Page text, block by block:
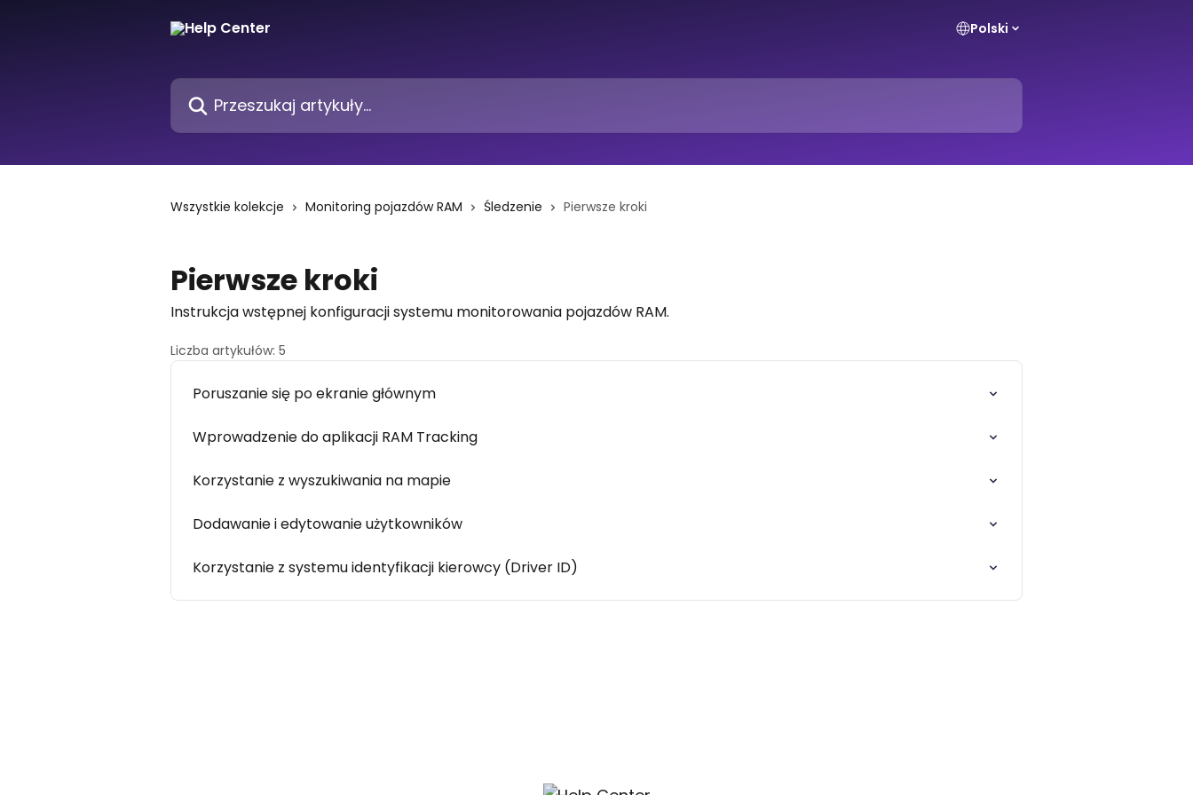
Polski
Przeszukaj artykuły...
Wszystkie kolekcje Monitoring pojazdów RAM Śledzenie Pierwsze kroki
Pierwsze kroki
Instrukcja wstępnej konfiguracji systemu monitorowania pojazdów RAM.
Liczba artykułów: 5
Poruszanie się po ekranie głównym
Wprowadzenie do aplikacji RAM Tracking
Korzystanie z wyszukiwania na mapie
Dodawanie i edytowanie użytkowników
Korzystanie z systemu identyfikacji kierowcy (Driver ID)